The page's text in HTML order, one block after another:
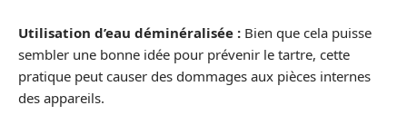
Utilisation d’eau déminéralisée : Bien que cela puisse
sembler une bonne idée pour prévenir le tartre, cette
pratique peut causer des dommages aux pièces internes
des appareils.